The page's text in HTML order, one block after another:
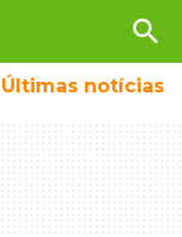
search
Últimas notícias